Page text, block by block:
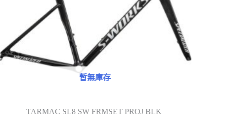
暫無庫存
TARMAC SL8 SW FRMSET PROJ BLK